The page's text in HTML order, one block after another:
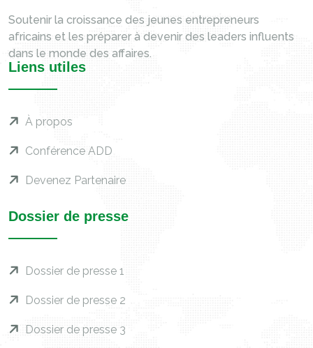
Soutenir la croissance des jeunes entrepreneurs
africains et les préparer à devenir des leaders influents
dans le monde des affaires.
Liens utiles
À propos
Conférence ADD
Devenez Partenaire
Dossier de presse
Dossier de presse 1
Dossier de presse 2
Dossier de presse 3